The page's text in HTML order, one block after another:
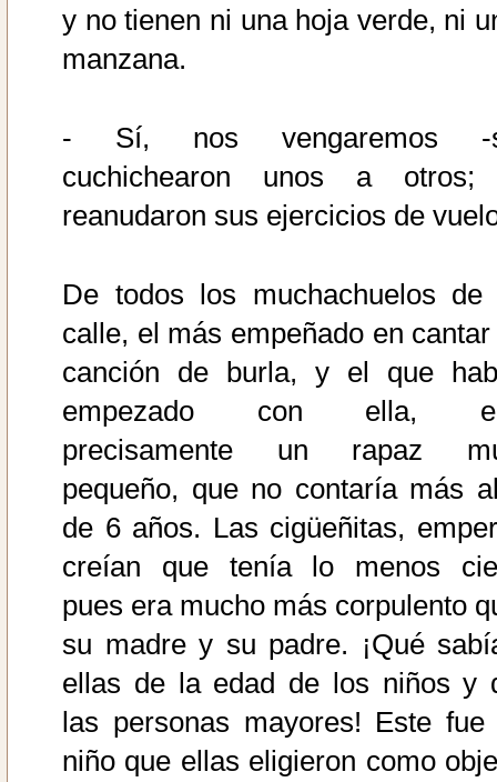
y no tienen ni una hoja verde, ni
manzana.
- Sí, nos vengaremos -
cuchichearon unos a
reanudaron sus ejercicios de
De todos los muchachuelos de
calle, el más empeñado en
canción de burla, y el que
empezado con ella,
precisamente un rapaz
pequeño, que no contaría más
de 6 años. Las cigüeñitas,
creían que tenía lo menos
pues era mucho más corpulento
su madre y su padre. ¡Qué
ellas de la edad de los niños y
las personas mayores! Este fue
niño que ellas eligieron como